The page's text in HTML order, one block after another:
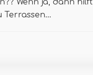
Wenn ja, dann hilft